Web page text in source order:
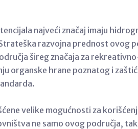
najveći značaj imaju
razvojna prednost ovog
šireg značaja za
organske hrane poznatog i
velike mogućnosti za
ne samo ovog područja,